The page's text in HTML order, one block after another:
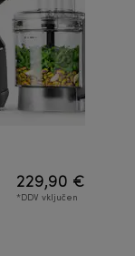
229,90 €
*DDV vključen